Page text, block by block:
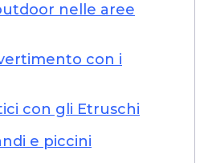
nelle aree
con i
con gli Etruschi
e piccini